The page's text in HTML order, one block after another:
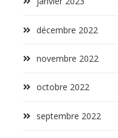
décembre 2022
novembre 2022
octobre 2022
septembre 2022